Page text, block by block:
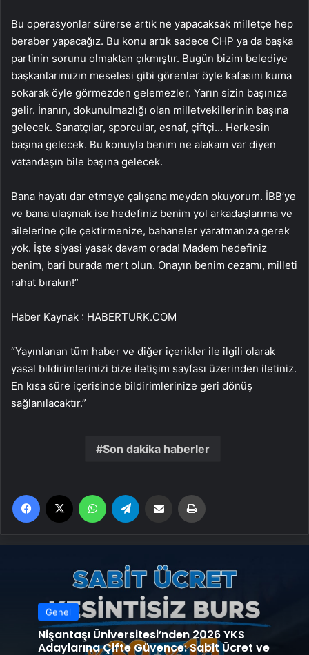
Bu operasyonlar sürerse artık ne yapacaksak milletçe hep
beraber yapacağız. Bu konu artık sadece CHP ya da başka
partinin sorunu olmaktan çıkmıştır. Bugün bizim belediye
başkanlarımızın meselesi gibi görenler öyle kafasını kuma
sokarak öyle görmezden gelemezler. Yarın sizin başınıza
gelir. İnanın, dokunulmazlığı olan milletvekillerinin başına
gelecek. Sanatçılar, sporcular, esnaf, çiftçi… Herkesin
başına gelecek. Bu konuyla benim ne alakam var diyen
vatandaşın bile başına gelecek.
Bana hayatı dar etmeye çalışana meydan okuyorum. İBB’ye
ve bana ulaşmak ise hedefiniz benim yol arkadaşlarıma ve
ailelerine çile çektirmenize, bahaneler yaratmanıza gerek
yok. İşte siyasi yasak davam orada! Madem hedefiniz
benim, bari burada mert olun. Onayın benim cezamı, milleti
rahat bırakın!”
Haber Kaynak : HABERTURK.COM
“Yayınlanan tüm haber ve diğer içerikler ile ilgili olarak
yasal bildirimlerinizi bize iletişim sayfası üzerinden iletiniz.
En kısa süre içerisinde bildirimlerinize geri dönüş
sağlanılacaktır.”
Son dakika haberler
Facebook WhatsApp Email'den paylaş
Genel
Nişantaşı Üniversitesi’nden 2026 YKS
Adaylarına Çifte Güvence: Sabit Ücret ve